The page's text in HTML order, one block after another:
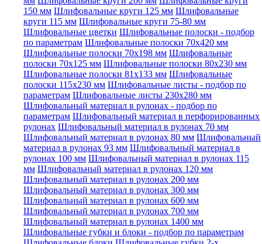
150 мм Шлифовальные круги 125 мм Шлифовальные
круги 115 мм Шлифовальные круги 75-80 мм
Шлифовальные цветки Шлифовальные полоски - подбор
по параметрам Шлифовальные полоски 70x420 мм
Шлифовальные полоски 70x198 мм Шлифовальные
полоски 70x125 мм Шлифовальные полоски 80x230 мм
Шлифовальные полоски 81x133 мм Шлифовальные
полоски 115x230 мм Шлифовальные листы - подбор по
параметрам Шлифовальные листы 230x280 мм
Шлифовальный материал в рулонах - подбор по
параметрам Шлифовальный материал в перфорированных
рулонах Шлифовальный материал в рулонах 70 мм
Шлифовальный материал в рулонах 80 мм Шлифовальный
материал в рулонах 93 мм Шлифовальный материал в
рулонах 100 мм Шлифовальный материал в рулонах 115
мм Шлифовальный материал в рулонах 120 мм
Шлифовальный материал в рулонах 200 мм
Шлифовальный материал в рулонах 300 мм
Шлифовальный материал в рулонах 600 мм
Шлифовальный материал в рулонах 700 мм
Шлифовальный материал в рулонах 1400 мм
Шлифовальные губки и блоки - подбор по параметрам